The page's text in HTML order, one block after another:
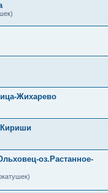
Жихарево
оз.Растанное-